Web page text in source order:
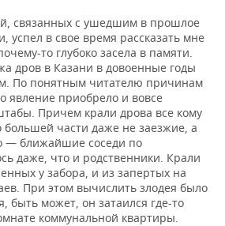
связанных с ушедшим в прошлое
успел в свое время рассказать мне
то глубоко засела в памяти.
дров в Казани в довоенные годы
По понятным читателю причинам
явление приобрело и вовсе
Причем крали дрова все кому
большей части даже не заезжие, а
— ближайшие соседи по
даже, что и родственники. Крали
у забора, и из запертых на
При этом вычислить злодея было
быть может, он затаился где-то
коммунальной квартиры.